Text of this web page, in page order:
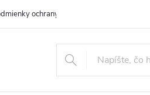
ochrany osobných údajov